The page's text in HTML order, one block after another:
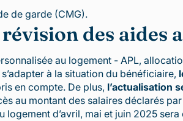
de garde (CMG).
des aides
au logement - APL,
à la situation du bénéficiaire,
en compte. De plus, l’actualisation
au montant des salaires déclarés
logement d’avril, mai et juin 2025